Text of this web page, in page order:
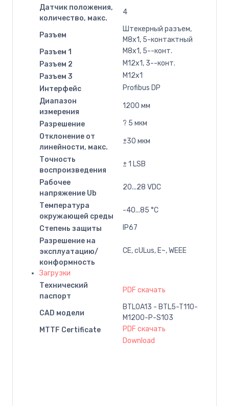
Датчик положения,
количество, макс.
4
Разъем
Штекерный разъем,
M8x1, 5-контактный
Разъем 1
M8x1, 5--конт.
Разъем 2
M12x1, 3--конт.
Разъем 3
M12x1
Интерфейс
Profibus DP
Диапазон
измерения
1200 мм
Разрешение
? 5 мкм
Отклонение от
линейности, макс.
±30 мкм
Точность
воспроизведения
± 1 LSB
Рабочее
напряжение Ub
20...28 VDC
Температура
окружающей среды
-40...85 °C
Степень защиты
IP67
Разрешение на
эксплуатацию/
конформность
CE, cULus, E~, WEEE
Загрузки
Технический
паспорт
PDF скачать
CAD модели
BTL0A13 - BTL5-T110-
M1200-P-S103
MTTF Certificate
PDF скачать
Download